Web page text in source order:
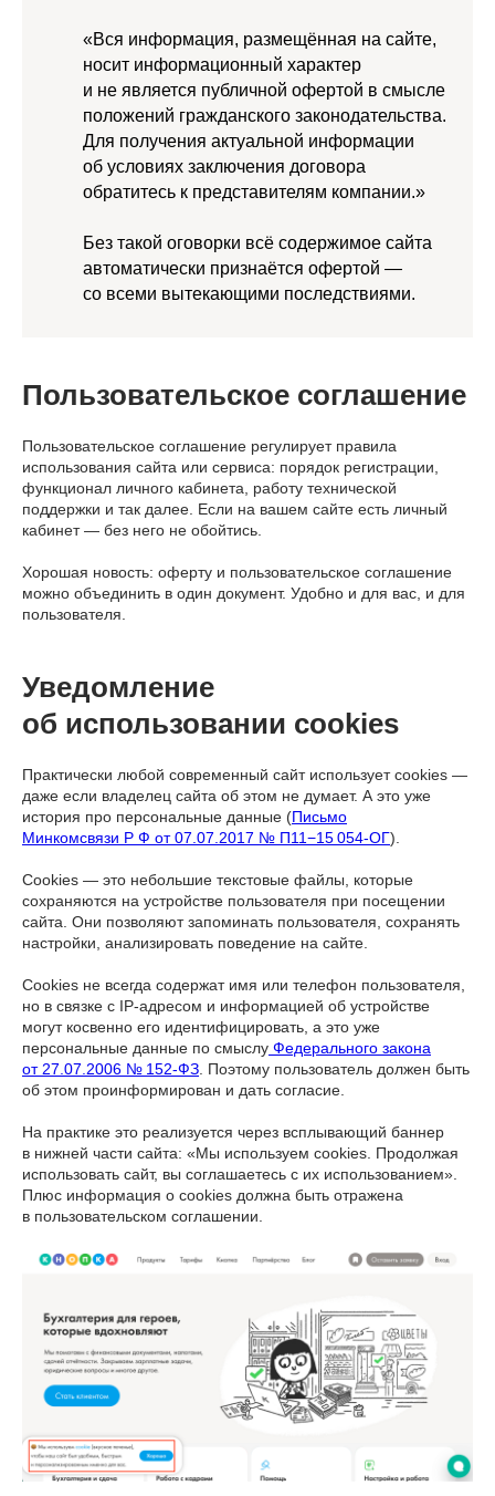
«Вся информация, размещённая на сайте,
носит информационный характер
и не является публичной офертой в смысле
положений гражданского законодательства.
Для получения актуальной информации
об условиях заключения договора
обратитесь к представителям компании.»
Без такой оговорки всё содержимое сайта
автоматически признаётся офертой —
со всеми вытекающими последствиями.
Пользовательское соглашение
Пользовательское соглашение регулирует правила
использования сайта или сервиса: порядок регистрации,
функционал личного кабинета, работу технической
поддержки и так далее. Если на вашем сайте есть личный
кабинет — без него не обойтись.
Хорошая новость: оферту и пользовательское соглашение
можно объединить в один документ. Удобно и для вас, и для
пользователя.
Уведомление
об использовании cookies
Практически любой современный сайт использует cookies —
даже если владелец сайта об этом не думает. А это уже
история про персональные данные (Письмо
Минкомсвязи Р Ф от 07.07.2017 № П11−15 054-ОГ).
Cookies — это небольшие текстовые файлы, которые
сохраняются на устройстве пользователя при посещении
сайта. Они позволяют запоминать пользователя, сохранять
настройки, анализировать поведение на сайте.
Cookies не всегда содержат имя или телефон пользователя,
но в связке с IP-адресом и информацией об устройстве
могут косвенно его идентифицировать, а это уже
персональные данные по смыслу Федерального закона
от 27.07.2006 № 152-ФЗ. Поэтому пользователь должен быть
об этом проинформирован и дать согласие.
На практике это реализуется через всплывающий баннер
в нижней части сайта: «Мы используем cookies. Продолжая
использовать сайт, вы соглашаетесь с их использованием».
Плюс информация о cookies должна быть отражена
в пользовательском соглашении.